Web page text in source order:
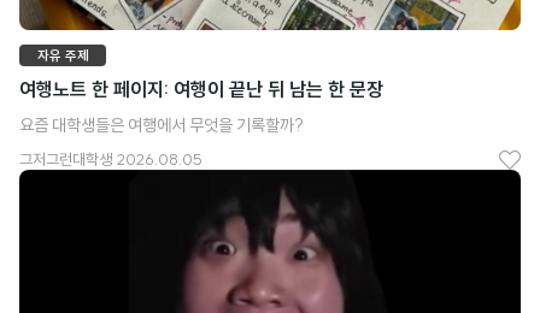
자유 주제
여행노트 한 페이지: 여행이 끝난 뒤 남는 한 문장
요즘 대학생들은 여행에서 무엇을 기록할까?
그저그런대학생 2026.08.05
좋